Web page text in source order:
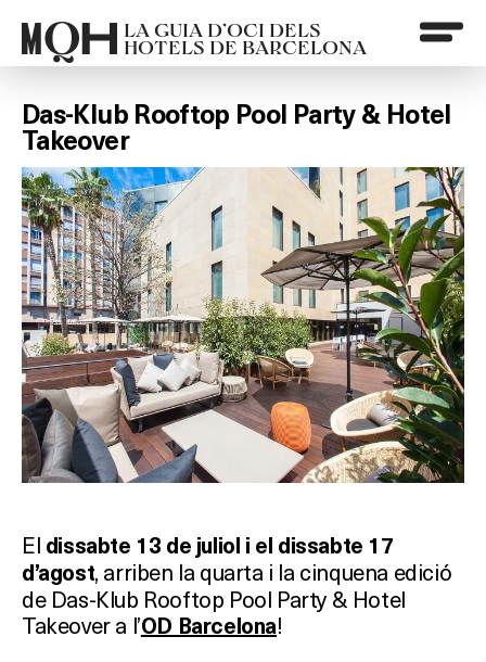
LA GUIA D’OCI DELS
HOTELS DE BARCELONA
Das-Klub Rooftop Pool Party & Hotel
Takeover
El dissabte 13 de juliol i el dissabte 17
d’agost, arriben la quarta i la cinquena edició
de Das-Klub Rooftop Pool Party & Hotel
Takeover a l’OD Barcelona!